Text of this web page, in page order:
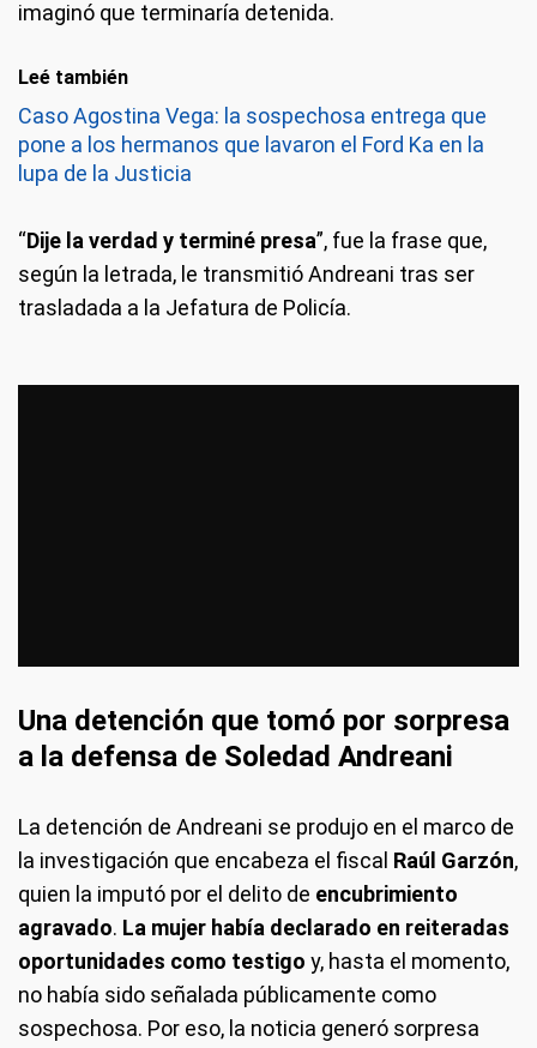
imaginó que terminaría detenida.
Leé también
Caso Agostina Vega: la sospechosa entrega que
pone a los hermanos que lavaron el Ford Ka en la
lupa de la Justicia
“Dije la verdad y terminé presa”, fue la frase que,
según la letrada, le transmitió Andreani tras ser
trasladada a la Jefatura de Policía.
Una detención que tomó por sorpresa
a la defensa de Soledad Andreani
La detención de Andreani se produjo en el marco de
la investigación que encabeza el fiscal Raúl Garzón,
quien la imputó por el delito de encubrimiento
agravado. La mujer había declarado en reiteradas
oportunidades como testigo y, hasta el momento,
no había sido señalada públicamente como
sospechosa. Por eso, la noticia generó sorpresa